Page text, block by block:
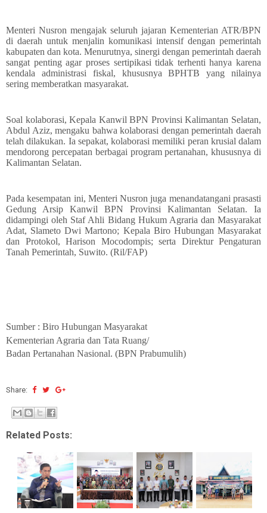
Menteri Nusron mengajak seluruh jajaran Kementerian ATR/BPN
di daerah untuk menjalin komunikasi intensif dengan pemerintah
kabupaten dan kota. Menurutnya, sinergi dengan pemerintah daerah
sangat penting agar proses sertipikasi tidak terhenti hanya karena
kendala administrasi fiskal, khususnya BPHTB yang nilainya
sering memberatkan masyarakat.
Soal kolaborasi, Kepala Kanwil BPN Provinsi Kalimantan Selatan,
Abdul Aziz, mengaku bahwa kolaborasi dengan pemerintah daerah
telah dilakukan. Ia sepakat, kolaborasi memiliki peran krusial dalam
mendorong percepatan berbagai program pertanahan, khususnya di
Kalimantan Selatan.
Pada kesempatan ini, Menteri Nusron juga menandatangani prasasti
Gedung Arsip Kanwil BPN Provinsi Kalimantan Selatan. Ia
didampingi oleh Staf Ahli Bidang Hukum Agraria dan Masyarakat
Adat, Slameto Dwi Martono; Kepala Biro Hubungan Masyarakat
dan Protokol, Harison Mocodompis; serta Direktur Pengaturan
Tanah Pemerintah, Suwito. (Ril/FAP)
Sumber : Biro Hubungan Masyarakat
Kementerian Agraria dan Tata Ruang/
Badan Pertanahan Nasional. (BPN Prabumulih)
Share:
Related Posts: